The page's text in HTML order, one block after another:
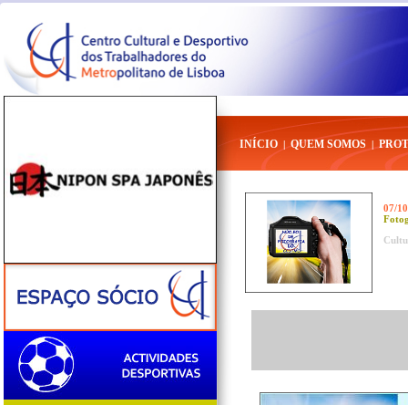
INÍCIO | QUEM SOMOS |
07/